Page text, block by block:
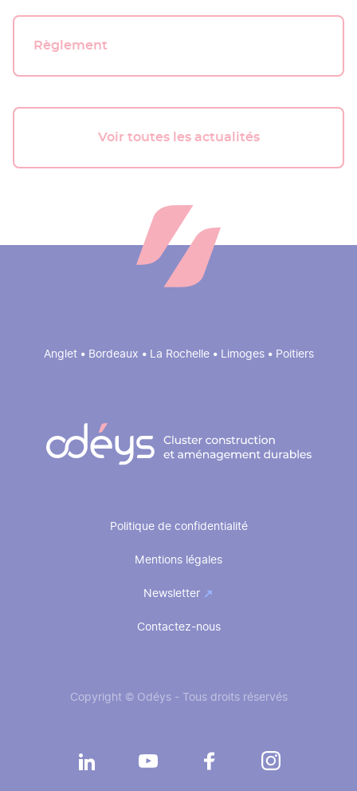
Règlement
Voir toutes les actualités
Anglet • Bordeaux • La Rochelle • Limoges • Poitiers
Politique de confidentialité
Mentions légales
Newsletter
Contactez-nous
Copyright © Odéys - Tous droits réservés
Réseaux